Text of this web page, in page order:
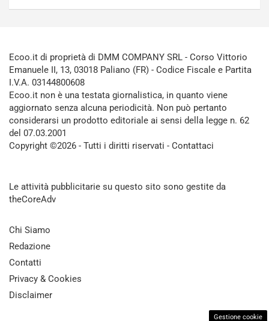
Ecoo.it di proprietà di DMM COMPANY SRL - Corso Vittorio
Emanuele II, 13, 03018 Paliano (FR) - Codice Fiscale e Partita
I.V.A. 03144800608
Ecoo.it non è una testata giornalistica, in quanto viene
aggiornato senza alcuna periodicità. Non può pertanto
considerarsi un prodotto editoriale ai sensi della legge n. 62
del 07.03.2001
Copyright ©2026 - Tutti i diritti riservati - Contattaci
Le attività pubblicitarie su questo sito sono gestite da
theCoreAdv
Chi Siamo
Redazione
Contatti
Privacy & Cookies
Disclaimer
Gestione cookie